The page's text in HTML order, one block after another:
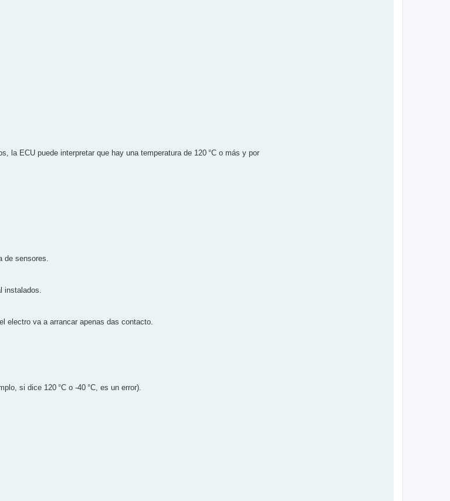
la ECU puede interpretar que hay una temperatura de 120 °C o más y por
de sensores.
instalados.
electro va a arrancar apenas das contacto.
si dice 120 °C o -40 °C, es un error).